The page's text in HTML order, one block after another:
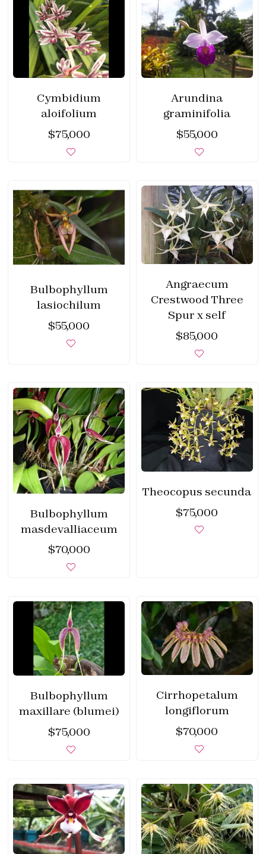
Cymbidium
aloifolium
$75,000
Arundina
graminifolia
$55,000
Bulbophyllum
lasiochilum
$55,000
Angraecum
Crestwood Three
Spur x self
$85,000
Bulbophyllum
masdevalliaceum
$70,000
Theocopus secunda
$75,000
Bulbophyllum
maxillare (blumei)
$75,000
Cirrhopetalum
longiflorum
$70,000